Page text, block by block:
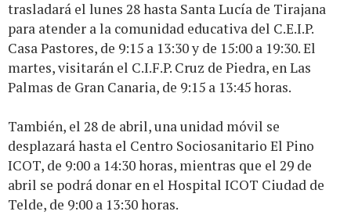
trasladará el lunes 28 hasta Santa Lucía de Tirajana
para atender a la comunidad educativa del C.E.I.P.
Casa Pastores, de 9:15 a 13:30 y de 15:00 a 19:30. El
martes, visitarán el C.I.F.P. Cruz de Piedra, en Las
Palmas de Gran Canaria, de 9:15 a 13:45 horas.
También, el 28 de abril, una unidad móvil se
desplazará hasta el Centro Sociosanitario El Pino
ICOT, de 9:00 a 14:30 horas, mientras que el 29 de
abril se podrá donar en el Hospital ICOT Ciudad de
Telde, de 9:00 a 13:30 horas.